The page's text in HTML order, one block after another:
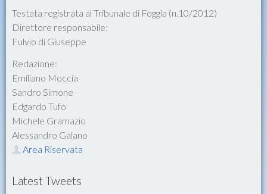
Testata registrata al Tribunale di Foggia (n.10/2012)
Direttore responsabile:
Fulvio di Giuseppe
Redazione:
Emiliano Moccia
Sandro Simone
Edgardo Tufo
Michele Gramazio
Alessandro Galano
Area Riservata
Latest Tweets